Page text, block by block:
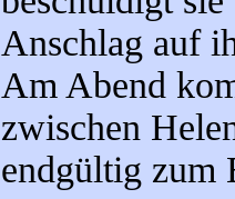
Anschlag auf
Am Abend
zwischen
endgültig zum